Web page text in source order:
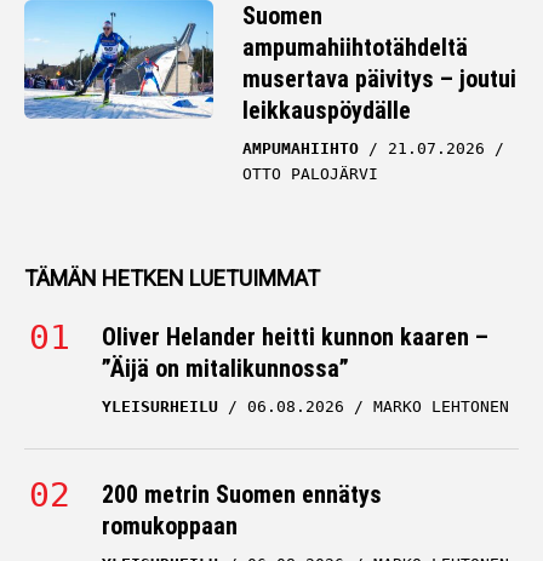
Suomen
ampumahiihtotähdeltä
musertava päivitys – joutui
leikkauspöydälle
AMPUMAHIIHTO
21.07.2026
OTTO PALOJÄRVI
TÄMÄN HETKEN LUETUIMMAT
Oliver Helander heitti kunnon kaaren –
”Äijä on mitalikunnossa”
YLEISURHEILU 06.08.2026 MARKO LEHTONEN
200 metrin Suomen ennätys
romukoppaan